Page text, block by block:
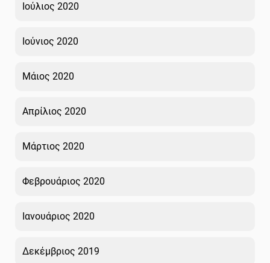
Ιούλιος 2020
Ιούνιος 2020
Μάιος 2020
Απρίλιος 2020
Μάρτιος 2020
Φεβρουάριος 2020
Ιανουάριος 2020
Δεκέμβριος 2019